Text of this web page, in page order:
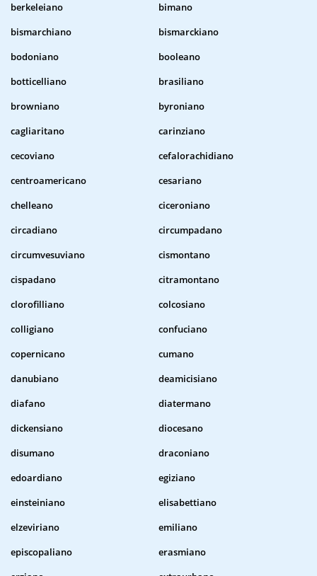
berkeleiano
bimano
bismarchiano
bismarckiano
bodoniano
booleano
botticelliano
brasiliano
browniano
byroniano
cagliaritano
carinziano
cecoviano
cefalorachidiano
centroamericano
cesariano
chelleano
ciceroniano
circadiano
circumpadano
circumvesuviano
cismontano
cispadano
citramontano
clorofilliano
colcosiano
colligiano
confuciano
copernicano
cumano
danubiano
deamicisiano
diafano
diatermano
dickensiano
diocesano
disumano
draconiano
edoardiano
egiziano
einsteiniano
elisabettiano
elzeviriano
emiliano
episcopaliano
erasmiano